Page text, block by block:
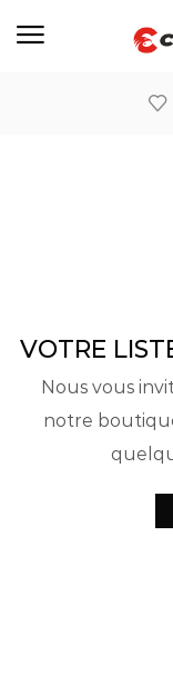
VOTRE
Nous vous
notre